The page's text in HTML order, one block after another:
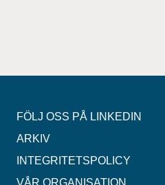
FÖLJ OSS PÅ LINKEDIN
ARKIV
INTEGRITETSPOLICY
VÅR ORGANISATION